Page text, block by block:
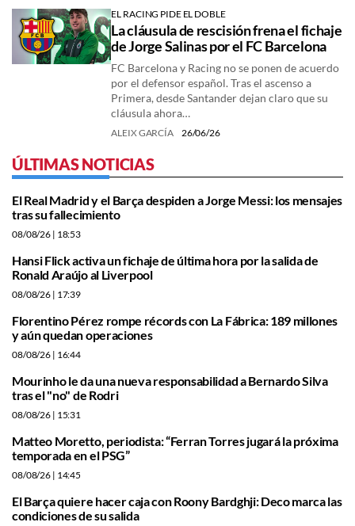
EL RACING PIDE EL DOBLE
La cláusula de rescisión frena el fichaje
de Jorge Salinas por el FC Barcelona
FC Barcelona y Racing no se ponen de acuerdo
por el defensor español. Tras el ascenso a
Primera, desde Santander dejan claro que su
cláusula ahora…
ALEIX GARCÍA 26/06/26
ÚLTIMAS NOTICIAS
El Real Madrid y el Barça despiden a Jorge Messi: los mensajes
tras su fallecimiento
08/08/26 | 18:53
Hansi Flick activa un fichaje de última hora por la salida de
Ronald Araújo al Liverpool
08/08/26 | 17:39
Florentino Pérez rompe récords con La Fábrica: 189 millones
y aún quedan operaciones
08/08/26 | 16:44
Mourinho le da una nueva responsabilidad a Bernardo Silva
tras el "no" de Rodri
08/08/26 | 15:31
Matteo Moretto, periodista: “Ferran Torres jugará la próxima
temporada en el PSG”
08/08/26 | 14:45
El Barça quiere hacer caja con Roony Bardghji: Deco marca las
condiciones de su salida